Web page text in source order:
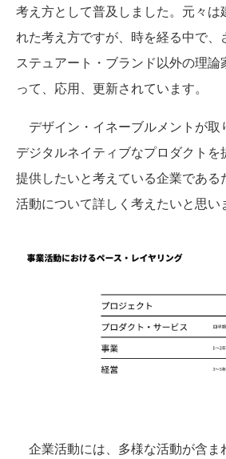
考え方として普及しました。元々は
れた考え方ですが、時を経る中で、
ステュアート・ブランド以外の理論
って、応用、更新されています。
デザイン・イネーブルメントが取
デジタルネイティブなプロダクトを
提供したいと考えている企業であ
活動について詳しく考えたいと思い
企業活動には、多様な活動が含ま